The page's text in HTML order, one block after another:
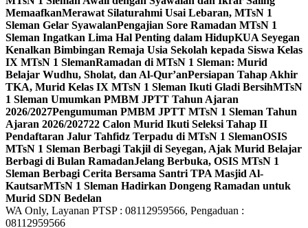
MemaafkanMerawat Silaturahmi Usai Lebaran, MTsN 1
Sleman Gelar SyawalanPengajian Sore Ramadan MTsN 1
Sleman Ingatkan Lima Hal Penting dalam HidupKUA Seyegan
Kenalkan Bimbingan Remaja Usia Sekolah kepada Siswa Kelas
IX MTsN 1 SlemanRamadan di MTsN 1 Sleman: Murid
Belajar Wudhu, Sholat, dan Al-Qur’anPersiapan Tahap Akhir
TKA, Murid Kelas IX MTsN 1 Sleman Ikuti Gladi BersihMTsN
1 Sleman Umumkan PMBM JPTT Tahun Ajaran
2026/2027Pengumuman PMBM JPTT MTsN 1 Sleman Tahun
Ajaran 2026/202722 Calon Murid Ikuti Seleksi Tahap II
Pendaftaran Jalur Tahfidz Terpadu di MTsN 1 SlemanOSIS
MTsN 1 Sleman Berbagi Takjil di Seyegan, Ajak Murid Belajar
Berbagi di Bulan RamadanJelang Berbuka, OSIS MTsN 1
Sleman Berbagi Cerita Bersama Santri TPA Masjid Al-
KautsarMTsN 1 Sleman Hadirkan Dongeng Ramadan untuk
Murid SDN Bedelan
WA Only, Layanan PTSP : 08112959566, Pengaduan :
08112959566